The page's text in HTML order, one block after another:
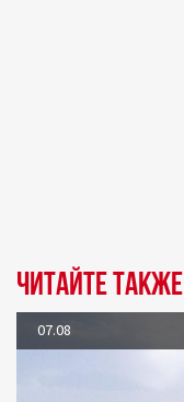
Читайте также
07.08